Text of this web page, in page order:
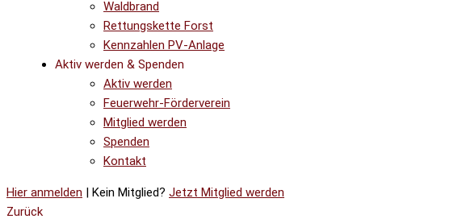
Waldbrand
Rettungskette Forst
Kennzahlen PV-Anlage
Aktiv werden & Spenden
Aktiv werden
Feuerwehr-Förderverein
Mitglied werden
Spenden
Kontakt
Hier anmelden | Kein Mitglied? Jetzt Mitglied werden
Zurück